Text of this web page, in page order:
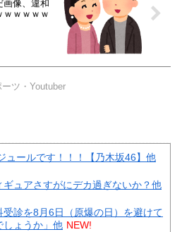
画像、違和
ｗｗｗｗ
ツ・Youtuber
ュールです！！！【乃木坂46】他
ギュアさすがにデカ過ぎないか？他
診を8月6日（原爆の日）を避けて
しょうか」他 NEW!